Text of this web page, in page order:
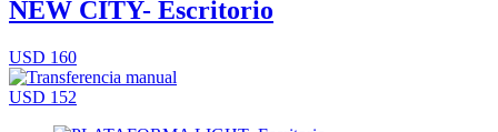
NEW CITY- Escritorio
USD 160
USD 152